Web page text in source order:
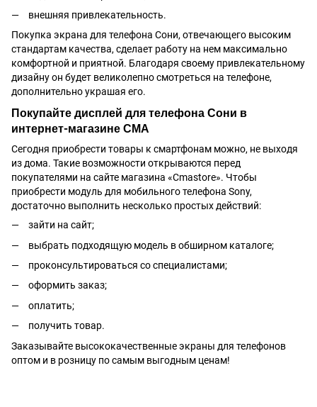
внешняя привлекательность.
Покупка экрана для телефона Сони, отвечающего высоким
стандартам качества, сделает работу на нем максимально
комфортной и приятной. Благодаря своему привлекательному
дизайну он будет великолепно смотреться на телефоне,
дополнительно украшая его.
Покупайте дисплей для телефона Сони в
интернет-магазине СМА
Сегодня приобрести товары к смартфонам можно, не выходя
из дома. Такие возможности открываются перед
покупателями на сайте магазина «Cmastore». Чтобы
приобрести модуль для мобильного телефона Sony,
достаточно выполнить несколько простых действий:
зайти на сайт;
выбрать подходящую модель в обширном каталоге;
проконсультироваться со специалистами;
оформить заказ;
оплатить;
получить товар.
Заказывайте высококачественныеэкраны для телефонов
оптом и в розницу по самым выгодным ценам!